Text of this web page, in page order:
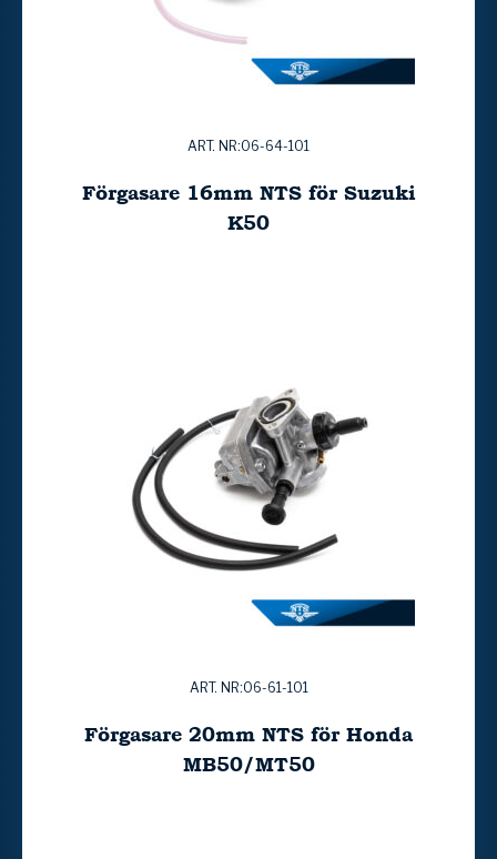
ART. NR:06-64-101
Förgasare 16mm NTS för Suzuki
K50
ART. NR:06-61-101
Förgasare 20mm NTS för Honda
MB50/MT50